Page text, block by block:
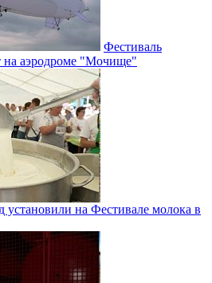
Фестиваль
аэродроме "Мочище"
установили на Фестивале молока в